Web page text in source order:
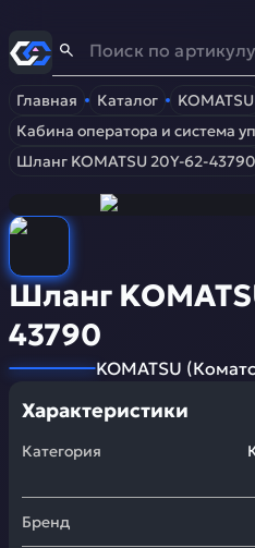
Спец-Страж- Запчасти для
Главная Каталог
KOMATSU
Кабина оператора и система
Шланг KOMATSU 20Y-62-43790
Шланг
43790
KOMATSU (
Характеристики
Категория
Бренд